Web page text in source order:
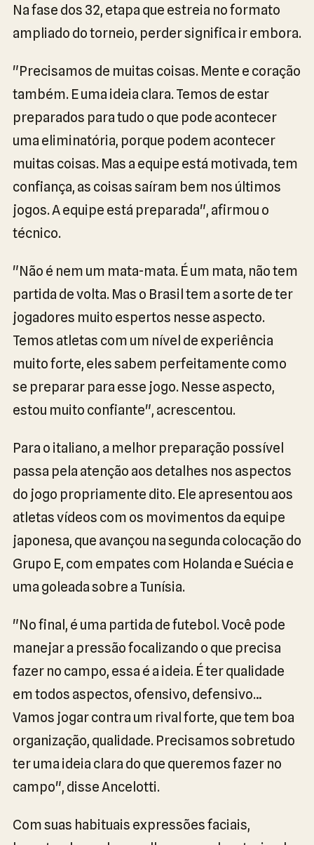
Na fase dos 32, etapa que estreia no formato
ampliado do torneio, perder significa ir embora.
"Precisamos de muitas coisas. Mente e coração
também. E uma ideia clara. Temos de estar
preparados para tudo o que pode acontecer
uma eliminatória, porque podem acontecer
muitas coisas. Mas a equipe está motivada, tem
confiança, as coisas saíram bem nos últimos
jogos. A equipe está preparada", afirmou o
técnico.
"Não é nem um mata-mata. É um mata, não tem
partida de volta. Mas o Brasil tem a sorte de ter
jogadores muito espertos nesse aspecto.
Temos atletas com um nível de experiência
muito forte, eles sabem perfeitamente como
se preparar para esse jogo. Nesse aspecto,
estou muito confiante", acrescentou.
Para o italiano, a melhor preparação possível
passa pela atenção aos detalhes nos aspectos
do jogo propriamente dito. Ele apresentou aos
atletas vídeos com os movimentos da equipe
japonesa, que avançou na segunda colocação do
Grupo E, com empates com Holanda e Suécia e
uma goleada sobre a Tunísia.
"No final, é uma partida de futebol. Você pode
manejar a pressão focalizando o que precisa
fazer no campo, essa é a ideia. É ter qualidade
em todos aspectos, ofensivo, defensivo…
Vamos jogar contra um rival forte, que tem boa
organização, qualidade. Precisamos sobretudo
ter uma ideia clara do que queremos fazer no
campo", disse Ancelotti.
Com suas habituais expressões faciais,